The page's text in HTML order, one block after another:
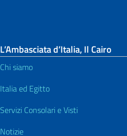
L’Ambasciata d’Italia, Il Cairo
Chi siamo
Italia ed Egitto
Servizi Consolari e Visti
Notizie